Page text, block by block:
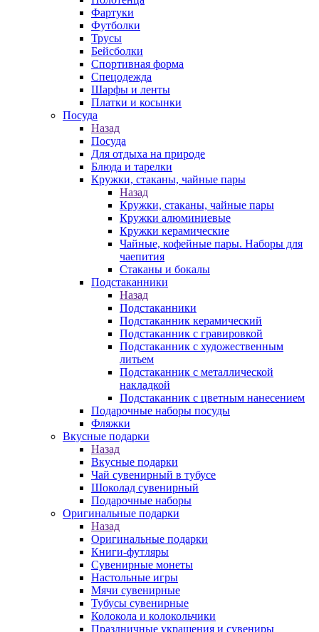
Фартуки
Футболки
Трусы
Бейсболки
Спортивная форма
Спецодежда
Шарфы и ленты
Платки и косынки
Посуда
Назад
Посуда
Для отдыха на природе
Блюда и тарелки
Кружки, стаканы, чайные пары
Назад
Кружки, стаканы, чайные пары
Кружки алюминиевые
Кружки керамические
Чайные, кофейные пары. Наборы для
чаепития
Стаканы и бокалы
Подстаканники
Назад
Подстаканники
Подстаканник керамический
Подстаканник c гравировкой
Подстаканник с художественным
литьем
Подстаканник с металлической
накладкой
Подстаканник с цветным нанесением
Подарочные наборы посуды
Фляжки
Вкусные подарки
Назад
Вкусные подарки
Чай сувенирный в тубусе
Шоколад сувенирный
Подарочные наборы
Оригинальные подарки
Назад
Оригинальные подарки
Книги-футляры
Сувенирные монеты
Настольные игры
Мячи сувенирные
Тубусы сувенирные
Колокола и колокольчики
Праздничные украшения и сувениры